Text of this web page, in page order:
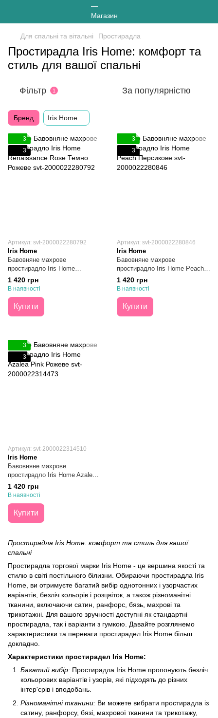
Для спальні та вітальні Простирадла
Простирадла Iris Home: комфорт та
стиль для вашої спальні
Фільтр 1 За популярністю
Бренд Iris Home
3
3
Артикул: svt-2000022280792
Iris Home
Бавовняне махрове
простирадло Iris Home
Renaissance Rose Темно
Рожеве 190х220
1 420 грн
В наявності
Купити
3
3
Артикул: svt-2000022280846
Iris Home
Бавовняне махрове
простирадло Iris Home Peach
Персикове 190х220
1 420 грн
В наявності
Купити
3
3
Артикул: svt-2000022314510
Iris Home
Бавовняне махрове
простирадло Iris Home Azalea
1 420 грн
В наявності
Купити
Простирадла Iris Home: комфорт та стиль для вашої
спальні
Простирадла торгової марки Iris Home - це вершина якості та
стилю в світі постільного білизни. Обираючи простирадла Iris
Home, ви отримуєте багатий вибір однотонних і узорчастих
варіантів, безліч кольорів і розцвіток, а також різноманітні
тканини, включаючи сатин, ранфорс, бязь, махрові та
трикотажні. Для вашого зручності доступні як стандартні
простирадла, так і варіанти з гумкою. Давайте розглянемо
характеристики та переваги простирадел Iris Home більш
докладно.
Характеристики простирадел Iris Home:
Багатий вибір: Простирадла Iris Home пропонують безліч
кольорових варіантів і узорів, які підходять до різних
інтер'єрів і вподобань.
Різноманітні тканини: Ви можете вибрати простирадла із
сатину, ранфорсу, бязі, махрової тканини та трикотажу,